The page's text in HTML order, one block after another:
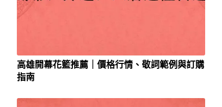
高雄開幕花籃推薦｜價格行情、敬詞範例與訂購
指南